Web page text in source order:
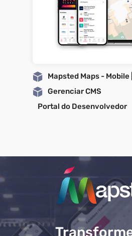
Mapsted Maps - Mobile
Gerenciar CMS
Portal do Desenvolvedor